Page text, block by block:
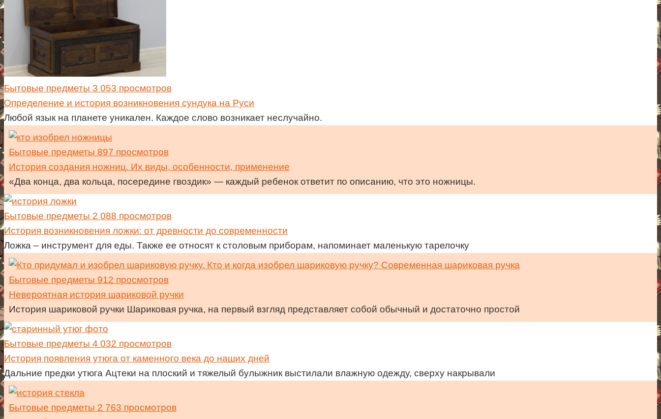
Бытовые предметы 3 053 просмотров
Определение и история возникновения сундука на Руси
Любой язык на планете уникален. Каждое слово возникает неслучайно.
Бытовые предметы 897 просмотров
История создания ножниц. Их виды, особенности, применение
«Два конца, два кольца, посередине гвоздик» — каждый ребенок ответит по описанию, что это ножницы.
Бытовые предметы 2 088 просмотров
История возникновения ложки: от древности до современности
Ложка – инструмент для еды. Также ее относят к столовым приборам, напоминает маленькую тарелочку
Бытовые предметы 912 просмотров
Невероятная история шариковой ручки
История шариковой ручки Шариковая ручка, на первый взгляд представляет собой обычный и достаточно простой
Бытовые предметы 4 032 просмотров
История появления утюга от каменного века до наших дней
Дальние предки утюга Ацтеки на плоский и тяжелый булыжник выстилали влажную одежду, сверху накрывали
Бытовые предметы 2 763 просмотров